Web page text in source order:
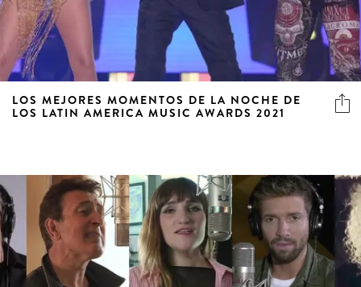
LOS MEJORES MOMENTOS DE LA NOCHE DE
LOS LATIN AMERICA MUSIC AWARDS 2021